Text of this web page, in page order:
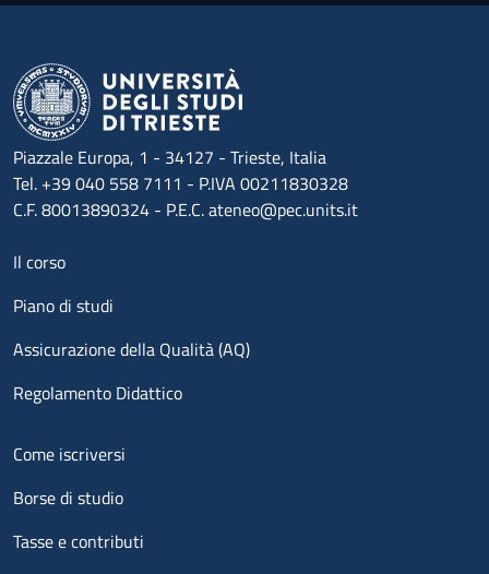
Piazzale Europa, 1 - 34127 - Trieste, Italia
Tel. +39 040 558 7111 - P.IVA 00211830328
C.F. 80013890324 - P.E.C. ateneo@pec.units.it
Menu footer 1
Il corso
Piano di studi
Assicurazione della Qualità (AQ)
Regolamento Didattico
Menu footer 2
Come iscriversi
Borse di studio
Tasse e contributi